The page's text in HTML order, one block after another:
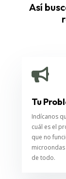
Así

Tu
Indícanos
cuál es el
que no
de todo.